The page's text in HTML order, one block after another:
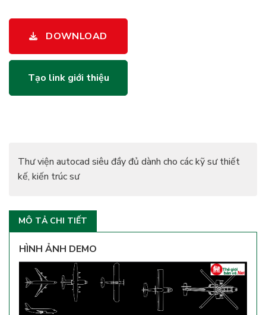
DOWNLOAD
Tạo link giới thiệu
Thư viện autocad siêu đầy đủ dành cho các kỹ sư thiết
kế, kiến trúc sư
MÔ TẢ CHI TIẾT
HÌNH ẢNH DEMO